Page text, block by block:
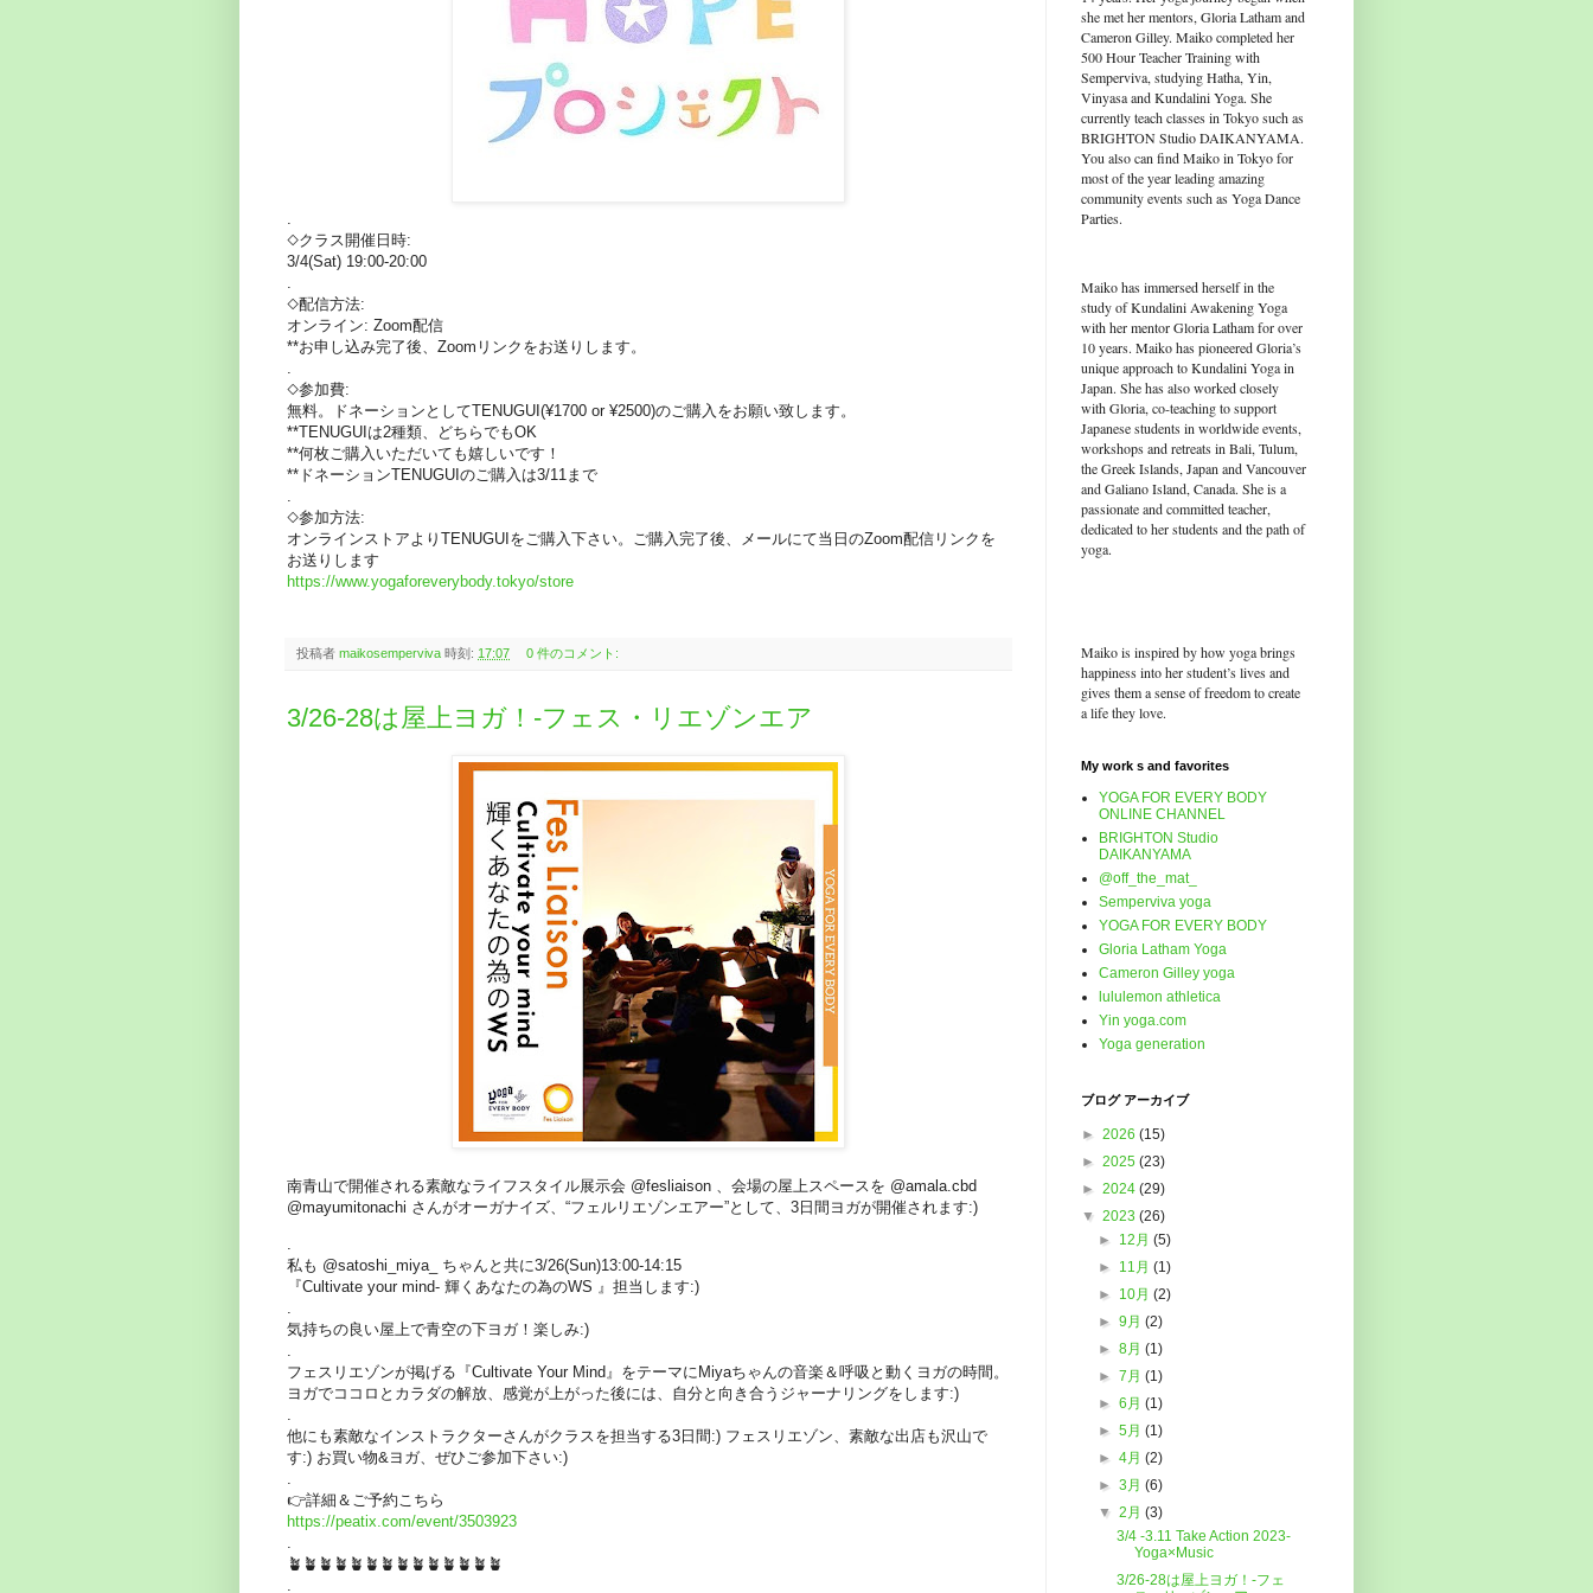
◇クラス開催日時:
3/4(Sat) 19:00-20:00
◇配信方法:
オンライン: Zoom配信
**お申し込み完了後、Zoomリンクをお送りします。
◇参加費:
無料。ドネーションとしてTENUGUI(¥1700 or ¥2500)のご購入をお願い致します。
**TENUGUIは2種類、どちらでもOK
**何枚ご購入いただいても嬉しいです！
**ドネーションTENUGUIのご購入は3/11まで
◇参加方法:
オンラインストアよりTENUGUIをご購入下さい。ご購入完了後、メールにて当日のZoom配信リンクを
お送りします
https://www.yogaforeverybody.tokyo/store
投稿者 maikosemperviva 時刻: 17:07 0 件のコメント:
3/26-28は屋上ヨガ！-フェス・リエゾンエア
南青山で開催される素敵なライフスタイル展示会 @fesliaison 、会場の屋上スペースを @amala.cbd
@mayumitonachi さんがオーガナイズ、“フェルリエゾンエアー”として、3日間ヨガが開催されます:)
.
私も @satoshi_miya_ ちゃんと共に3/26(Sun)13:00-14:15
『Cultivate your mind- 輝くあなたの為のWS 』担当します:)
.
気持ちの良い屋上で青空の下ヨガ！楽しみ:)
.
フェスリエゾンが掲げる『Cultivate Your Mind』をテーマにMiyaちゃんの音楽＆呼吸と動くヨガの時間。
ヨガでココロとカラダの解放、感覚が上がった後には、自分と向き合うジャーナリングをします:)
.
他にも素敵なインストラクターさんがクラスを担当する3日間:) フェスリエゾン、素敵な出店も沢山で
す:) お買い物&ヨガ、ぜひご参加下さい:)
.
👉詳細＆ご予約こちら
https://peatix.com/event/3503923
.
🪴🪴🪴🪴🪴🪴🪴🪴🪴🪴🪴🪴🪴🪴
.
she met her mentors, Gloria Latham and
Cameron Gilley. Maiko completed her
500 Hour Teacher Training with
Semperviva, studying Hatha, Yin,
Vinyasa and Kundalini Yoga. She
currently teach classes in Tokyo such as
BRIGHTON Studio DAIKANYAMA.
You also can find Maiko in Tokyo for
most of the year leading amazing
community events such as Yoga Dance
Parties.
Maiko has immersed herself in the
study of Kundalini Awakening Yoga
with her mentor Gloria Latham for over
10 years. Maiko has pioneered Gloria’s
unique approach to Kundalini Yoga in
Japan. She has also worked closely
with Gloria, co-teaching to support
Japanese students in worldwide events,
workshops and retreats in Bali, Tulum,
the Greek Islands, Japan and Vancouver
and Galiano Island, Canada. She is a
passionate and committed teacher,
dedicated to her students and the path of
yoga.
Maiko is inspired by how yoga brings
happiness into her student’s lives and
gives them a sense of freedom to create
a life they love.
My work s and favorites
YOGA FOR EVERY BODY
ONLINE CHANNEL
BRIGHTON Studio
DAIKANYAMA
@off_the_mat_
Semperviva yoga
YOGA FOR EVERY BODY
Gloria Latham Yoga
Cameron Gilley yoga
lululemon athletica
Yin yoga.com
Yoga generation
ブログ アーカイブ
► 2026 (15)
► 2025 (23)
► 2024 (29)
▼ 2023 (26)
► 12月(5)
► 11月(1)
► 10月(2)
►9月(2)
►8月(1)
►7月(1)
►6月(1)
►5月(1)
►4月(2)
►3月(6)
▼2月(3)
3/4 -3.11 Take Action 2023-
Yoga×Music
3/26-28は屋上ヨガ！-フェ